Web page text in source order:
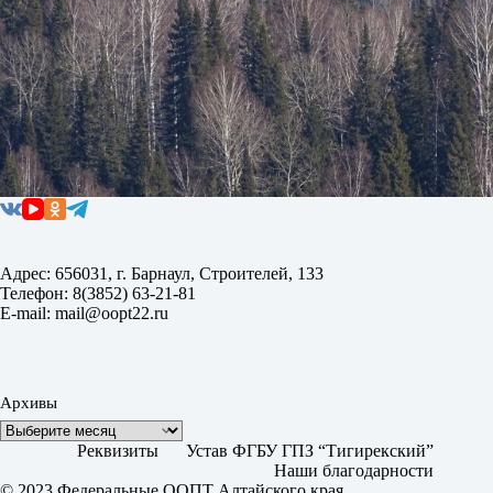
Адрес: 656031, г. Барнаул, Строителей, 133
Телефон: 8(3852) 63-21-81
E-mail: mail@oopt22.ru
Архивы
Реквизиты
Устав ФГБУ ГПЗ “Тигирекский”
Наши благодарности